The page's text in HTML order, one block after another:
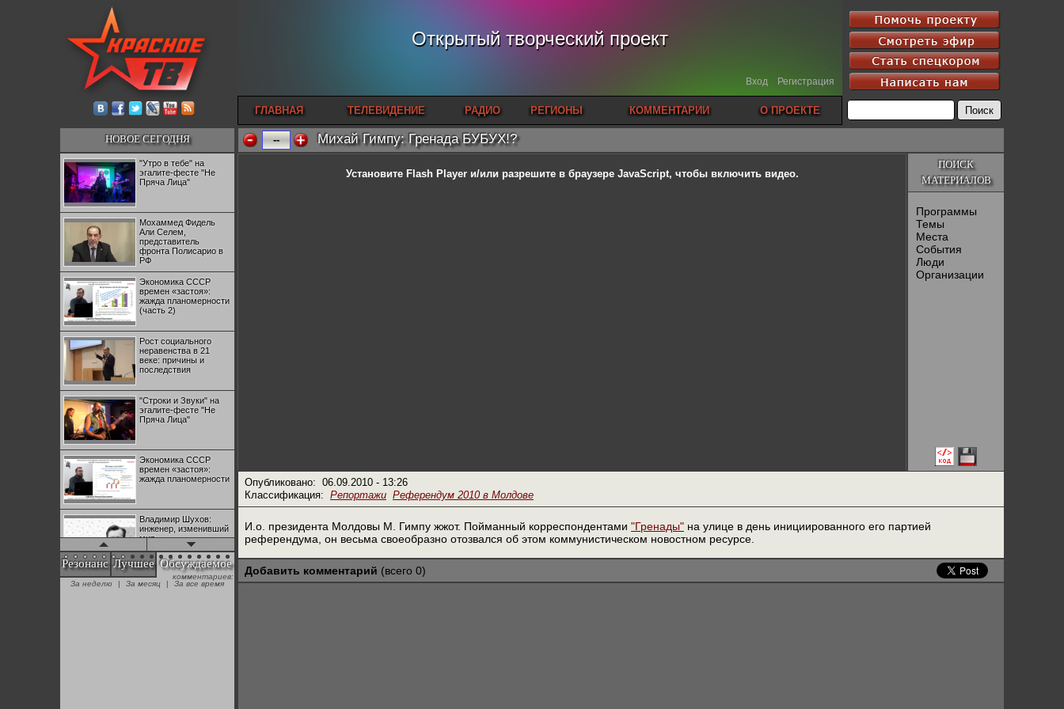
Открытый творческий проект
Вход Регистрация
ГЛАВНАЯ ТЕЛЕВИДЕНИЕ РАДИО РЕГИОНЫ КОММЕНТАРИИ О ПРОЕКТЕ
НОВОЕ СЕГОДНЯ
"Утро в тебе" на
эгалите-фесте "Не
Пряча Лица"
Мохаммед Фидель
Али Селем,
представитель
фронта Полисарио в
РФ
Экономика СССР
времен «застоя»:
жажда планомерности
(часть 2)
Рост социального
неравенства в 21
веке: причины и
последствия
"Строки и Звуки" на
эгалите-фесте "Не
Пряча Лица"
Экономика СССР
времен «застоя»:
жажда планомерности
Владимир Шухов:
инженер, изменивший
мир
"Аркадий Коц" на
эгалите-фесте "Не
Резонанс Лучшее Обсуждаемое
комментариев:
За неделю
| За месяц | За все время
-- Михай Гимпу: Гренада БУБУХ!?
ПОИСК
МАТЕРИАЛОВ
Программы
Темы
Места
События
Люди
Организации
Установите Flash Playerи/или разрешите в браузере JavaScript, чтобы включить видео.
Опубликовано: 06.09.2010 - 13:26
Классификация: Репортажи Референдум 2010 в Молдове
И.о. президента Молдовы М. Гимпу жжот. Пойманный корреспондентами "Гренады" на улице в день инициированного его партией
референдума, он весьма своеобразно отозвался об этом коммунистическом новостном ресурсе.
Добавить комментарий (всего 0)